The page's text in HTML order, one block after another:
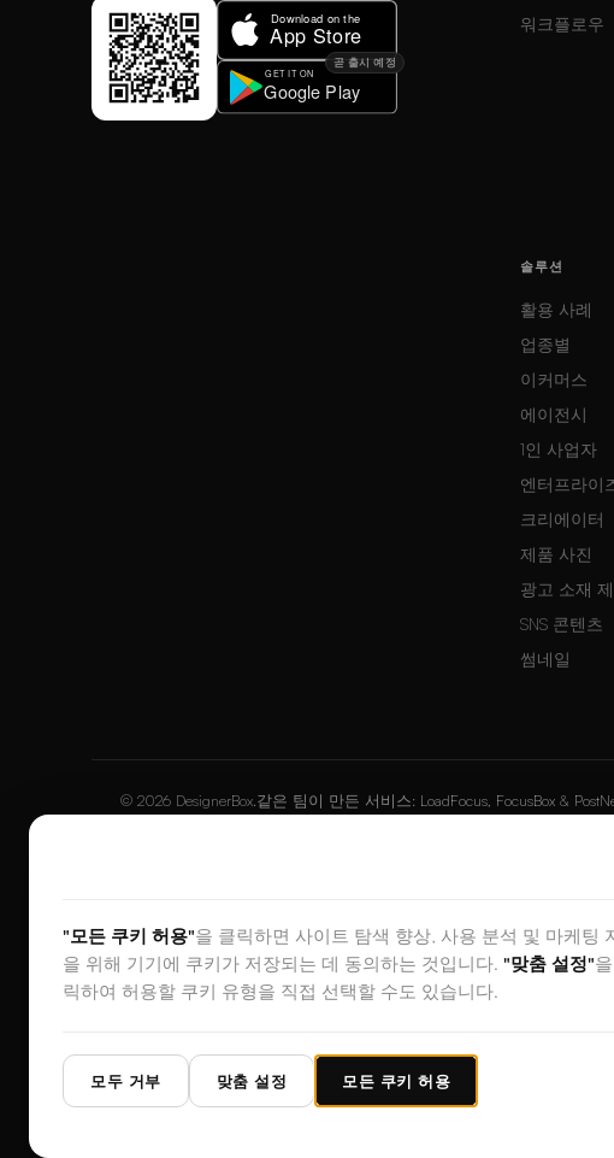
곧 출시 예정
워크플로우
솔루션
활용 사례
업종별
이커머스
에이전시
1인 사업자
엔터프라이
크리에이터
제품 사진
광고 소재
SNS 콘텐츠
썸네일
© 2026 DesignerBox.같은 팀이 만든 서비스: LoadFocus FocusBox &
"모든 쿠키 허용"을 클릭하면 사이트 탐색 향상, 사용 분석 및 마케팅
을 위해 기기에 쿠키가 저장되는 데 동의하는 것입니다. "맞춤 설정"
릭하여 허용할 쿠키 유형을 직접 선택할 수도 있습니다.
모두 거부 맞춤 설정 모든 쿠키 허용